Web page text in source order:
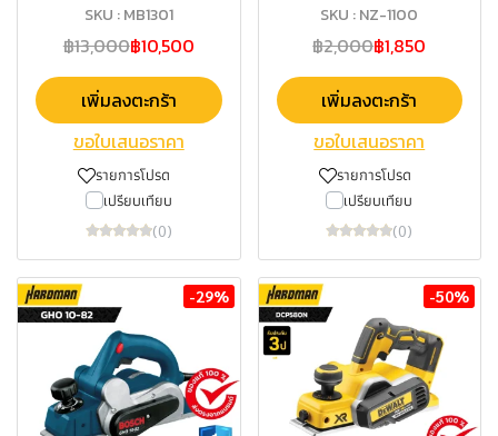
SKU : MB1301
฿13,000฿10,500
เพิ่มลงตะกร้า
ขอใบเสนอราคา
รายการโปรด
เปรียบเทียบ
(0)
SKU : NZ-1100
฿2,000฿1,850
เพิ่มลงตะกร้า
ขอใบเสนอราคา
รายการโปรด
เปรียบเทียบ
(0)
-29% -50%